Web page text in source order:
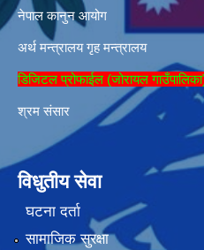
नेपाल कानुन आयोग
अर्थ मन्त्रालय गृह मन्त्रालय
डिजिटल प्रोफाईल (जोरायल
श्रम संसार
विधुतीय सेवा
घटना दर्ता
सामाजिक सुरक्षा